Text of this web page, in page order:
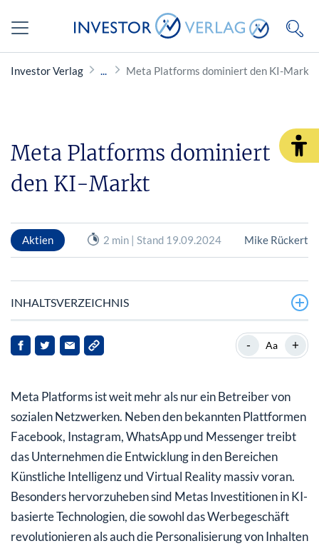
Investor Verlag Meta Platforms dominiert den KI-Markt
Meta Platforms dominiert
den KI-Markt
Aktien 2 min | Stand 19.09.2024 Mike Rückert
INHALTSVERZEICHNIS
KI und Metaverse als Zukunftstreiber
Fazit: Meta bleibt auf Kurs
- Aa +
Meta Platforms ist weit mehr als nur ein Betreiber von
sozialen Netzwerken. Neben den bekannten Plattformen
Facebook, Instagram, WhatsApp und Messenger treibt
das Unternehmen die Entwicklung in den Bereichen
Künstliche Intelligenz und Virtual Reality massiv voran.
Besonders hervorzuheben sind Metas Investitionen in KI-
basierte Technologien, die sowohl das Werbegeschäft
revolutionieren als auch die Personalisierung von Inhalten